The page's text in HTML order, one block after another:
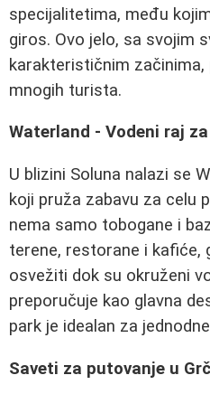
specijalitetima, među
giros. Ovo jelo, sa svojim
karakterističnim
mnogih turista.
Waterland - Vodeni raj
U blizini Soluna nalazi se
koji pruža zabavu za celu
nema samo tobogane i
terene, restorane i kafiće,
osvežiti dok su okruženi
preporučuje kao glavna
park je idealan za
Saveti za putovanje u